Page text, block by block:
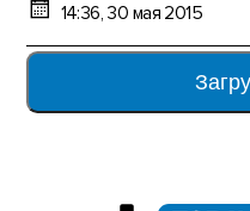
14:36, 30 мая 2015